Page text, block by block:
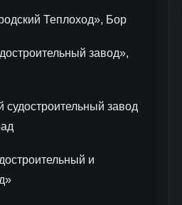
Теплоход», Бор
завод»,
завод
и